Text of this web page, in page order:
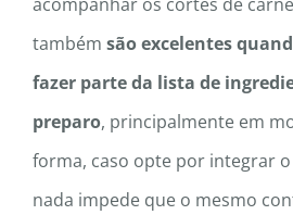
também são excelentes
fazer parte da lista de
preparo, principalmente em
forma, caso opte por integrar
nada impede que o mesmo